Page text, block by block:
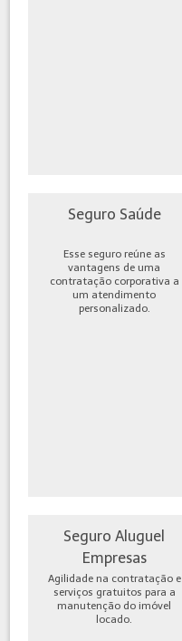
Seguro Saúde
Esse seguro reúne as
vantagens de uma
contratação corporativa a
um atendimento
personalizado.
Seguro Aluguel
Empresas
Agilidade na contratação e
serviços gratuitos para a
manutenção do imóvel
locado.